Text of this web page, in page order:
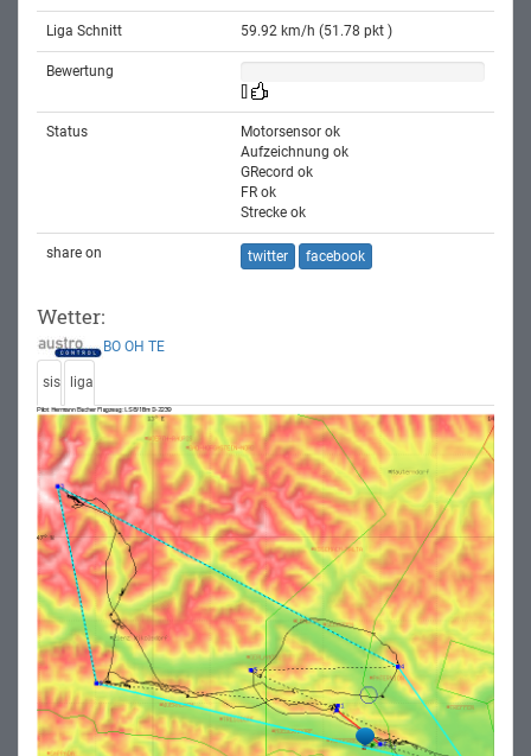
Liga Schnitt 59.92 km/h (51.78 pkt )
Bewertung
Status
Motorsensor ok
Aufzeichnung ok
GRecord ok
FR ok
Strecke ok
share on twitter facebook
Wetter:
BO OH TE
sis liga